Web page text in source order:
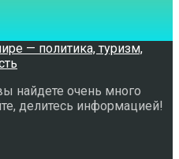
найдете очень много
делитесь информацией!